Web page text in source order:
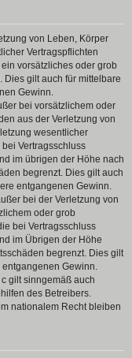
von Leben, Körper
Vertragspflichten
vorsätzliches oder grob
Dies gilt auch für mittelbare
Gewinn.
bei vorsätzlichem oder
aus der Verletzung von
wesentlicher
Vertragsschluss
im übrigen der Höhe nach
begrenzt. Dies gilt auch
entgangenen Gewinn.
bei der Verletzung von
oder grob
bei Vertragsschluss
im Übrigen der Höhe
begrenzt. Dies gilt
Gewinn.
gilt sinngemäß auch
des Betreibers.
nationalem Recht bleiben